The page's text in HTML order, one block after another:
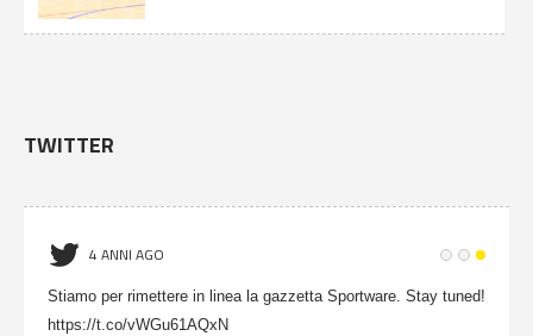
TWITTER
4 ANNI AGO
Stiamo per rimettere in linea la gazzetta Sportware. Stay tuned!
https://t.co/vWGu61AQxN